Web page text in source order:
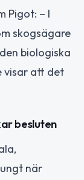
Pigot: – I
skogsägare
biologiska
visar att det
besluten
när